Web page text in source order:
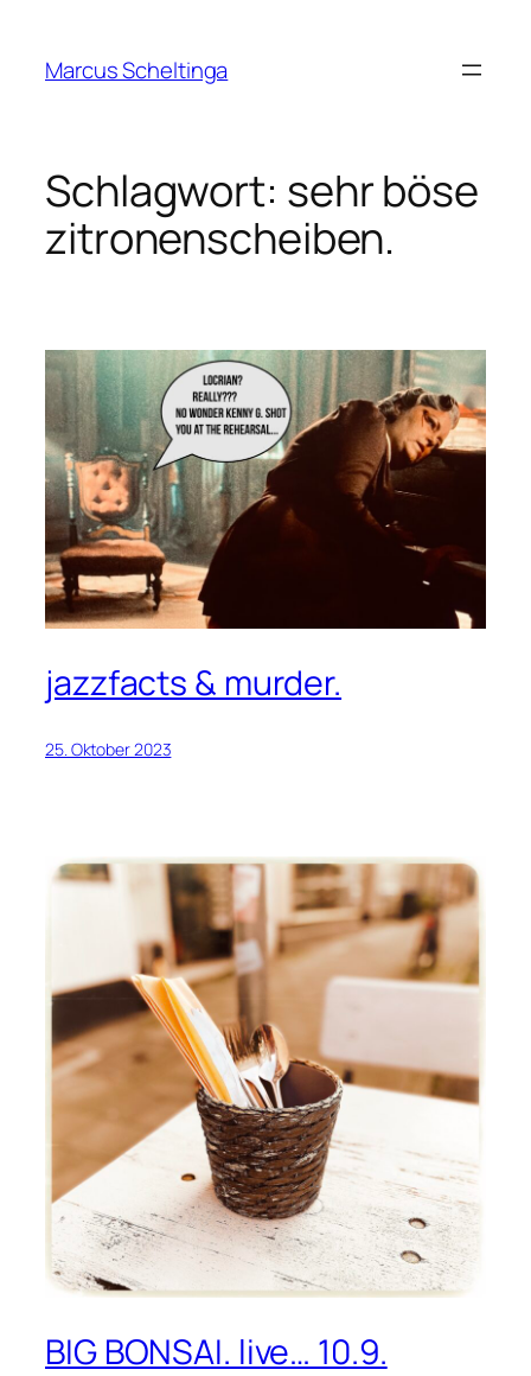
springen
Marcus Scheltinga
Schlagwort: sehr böse
zitronenscheiben.
jazzfacts & murder.
25. Oktober 2023
BIG BONSAI. live… 10.9.